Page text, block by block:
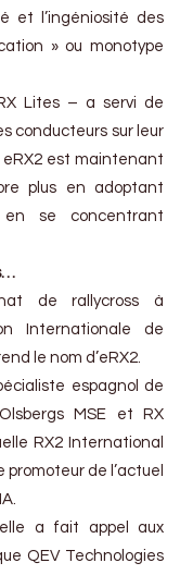
et l’ingéniosité des
» ou monotype
Lites – a servi de
conducteurs sur leur
eRX2 est maintenant
plus en adoptant
se concentrant
de rallycross à
Internationale de
le nom d’eRX2.
espagnol de
MSE et RX
RX2 International
promoteur de l’actuel
a fait appel aux
QEV Technologies